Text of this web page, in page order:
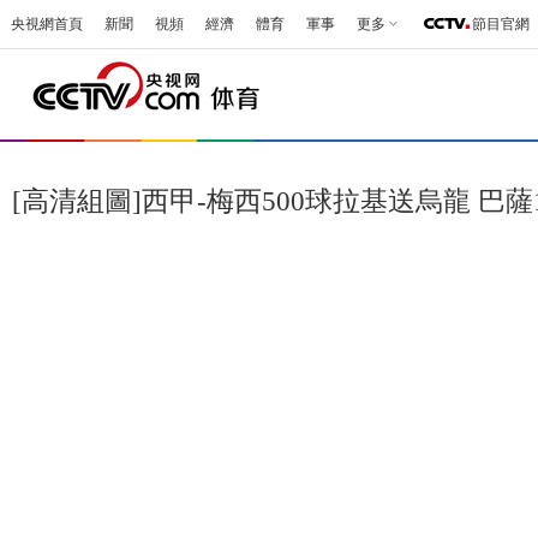
央視網首頁 新聞 視頻 經濟 體育 軍事 更多 節目官網
[高清組圖]西甲-梅西500球拉基送烏龍 巴薩